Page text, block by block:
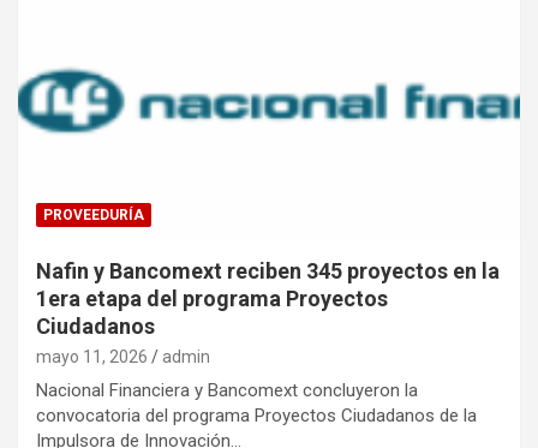
PROVEEDURÍA
Nafin y Bancomext reciben 345 proyectos en la
1era etapa del programa Proyectos
Ciudadanos
mayo 11, 2026 admin
Nacional Financiera y Bancomext concluyeron la
convocatoria del programa Proyectos Ciudadanos de la
Impulsora de Innovación…